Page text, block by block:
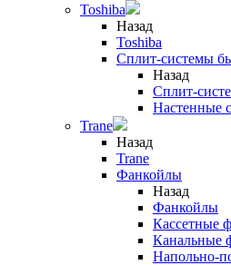
Toshiba
Назад
Toshiba
Сплит-системы
Назад
Сплит-
Настенные
Trane
Назад
Trane
Фанкойлы
Назад
Фанкойлы
Кассетные
Канальные
Напольно-